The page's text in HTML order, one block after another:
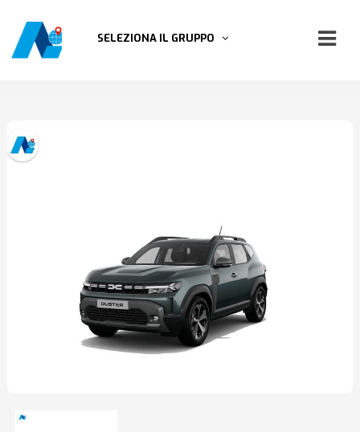
SELEZIONA IL GRUPPO